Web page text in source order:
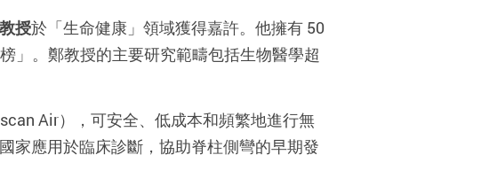
授於「生命健康」領域獲得嘉許。他擁有 50
」。鄭教授的主要研究範疇包括生物醫學超
Air），可安全、低成本和頻繁地進行無
家應用於臨床診斷，協助脊柱側彎的早期發